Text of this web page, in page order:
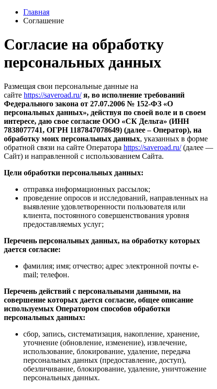
Главная
Соглашение
Согласие на обработку
персональных данных
Размещая свои персональные данные на
сайте https://saveroad.ru/ я, во исполнение требований
Федерального закона от 27.07.2006 № 152-ФЗ «О
персональных данных», действуя по своей воле и в своем
интересе, даю свое согласие ООО «СК Дельта» (ИНН
7838077741, ОГРН 1187847078649) (далее – Оператор), на
обработку моих персональных данных, указанных в форме
обратной связи на сайте Оператора https://saveroad.ru/(далее —
Сайт) и направленной с использованием Сайта.
Цели обработки персональных данных:
отправка информационных рассылок;
проведение опросов и исследований, направленных на
выявление удовлетворенности пользователя или
клиента, постоянного совершенствования уровня
предоставляемых услуг;
Перечень персональных данных, на обработку которых
дается согласие:
фамилия; имя; отчество; адрес электронной почты e-
mail; телефон.
Перечень действий с персональными данными, на
совершение которых дается согласие, общее описание
используемых Оператором способов обработки
персональных данных:
сбор, запись, систематизация, накопление, хранение,
уточнение (обновление, изменение), извлечение,
использование, блокирование, удаление, передача
персональных данных (предоставление, доступ),
обезличивание, блокирование, удаление, уничтожение
персональных данных.